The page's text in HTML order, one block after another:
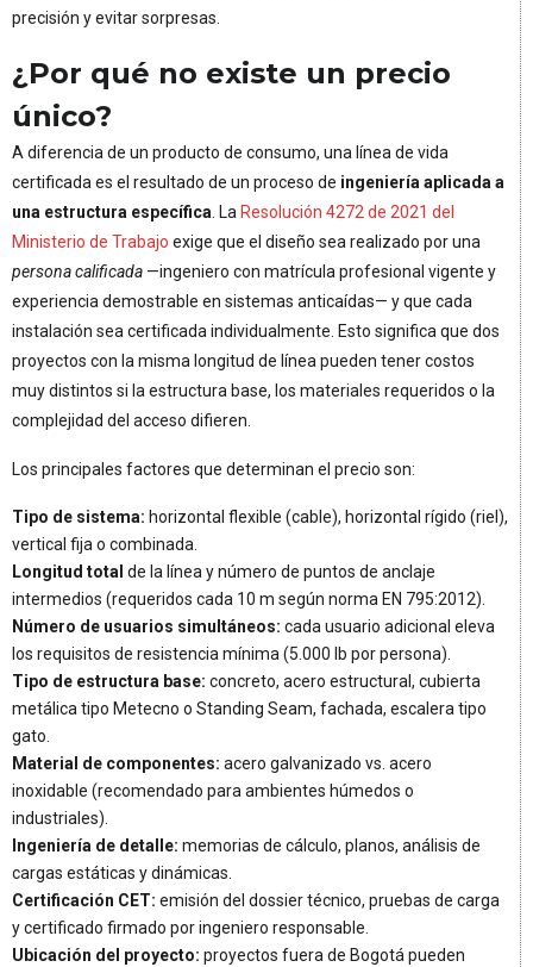
precisión y evitar sorpresas.
¿Por qué no existe un precio
único?
A diferencia de un producto de consumo, una línea de vida
certificada es el resultado de un proceso de ingeniería aplicada a
una estructura específica . La Resolución 4272 de 2021 del
Ministerio de Trabajo exige que el diseño sea realizado por una
persona calificada —ingeniero con matrícula profesional vigente y
experiencia demostrable en sistemas anticaídas— y que cada
instalación sea certificada individualmente. Esto significa que dos
proyectos con la misma longitud de línea pueden tener costos
muy distintos si la estructura base, los materiales requeridos o la
complejidad del acceso difieren.
Los principales factores que determinan el precio son:
Tipo de sistema: horizontal flexible (cable), horizontal rígido (riel),
vertical fija o combinada.
Longitud total de la línea y número de puntos de anclaje
intermedios (requeridos cada 10 m según norma EN 795:2012).
Número de usuarios simultáneos: cada usuario adicional eleva
los requisitos de resistencia mínima (5.000 lb por persona).
Tipo de estructura base: concreto, acero estructural, cubierta
metálica tipo Metecno o Standing Seam, fachada, escalera tipo
gato.
Material de componentes: acero galvanizado vs. acero
inoxidable (recomendado para ambientes húmedos o
industriales).
Ingeniería de detalle: memorias de cálculo, planos, análisis de
cargas estáticas y dinámicas.
Certificación CET: emisión del dossier técnico, pruebas de carga
y certificado firmado por ingeniero responsable.
Ubicación del proyecto: proyectos fuera de Bogotá pueden